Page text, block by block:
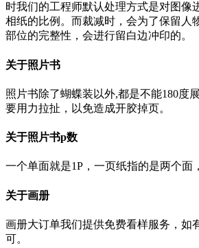
时我们的工程师默认处理方式是对图像
相纸的比例。而裁减时，会为了保留人
部位的完整性，会进行留白边冲印的。
关于照片书
照片书除了蝴蝶装以外,都是不能180度
要用力拉扯，以免造成开胶掉页。
关于照片书p数
一个单面就是1P，一页纸指的是两个面
关于画册
画册大订单我们提供免费看样服务，如
可。